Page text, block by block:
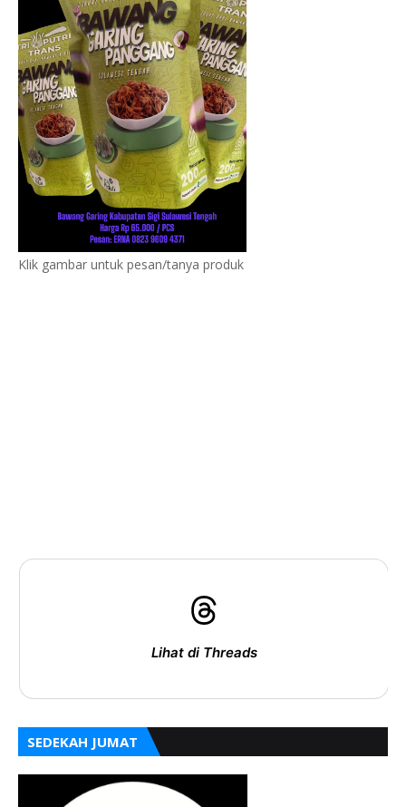
Klik gambar untuk pesan/tanya produk
Lihat di Threads
SEDEKAH JUMAT